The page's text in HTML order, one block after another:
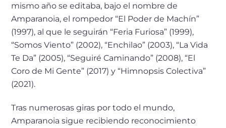
mismo año se editaba, bajo el nombre de
Amparanoia, el rompedor “El Poder de Machín”
(1997), al que le seguirán “Feria Furiosa” (1999),
“Somos Viento” (2002), “Enchilao” (2003), “La Vida
Te Da” (2005), “Seguiré Caminando” (2008), “El
Coro de Mi Gente” (2017) y “Himnopsis Colectiva”
(2021).
Tras numerosas giras por todo el mundo,
Amparanoia sigue recibiendo reconocimiento